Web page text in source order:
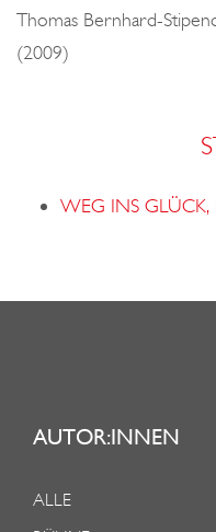
Thomas Bernhard-
(2009)
WEG INS GLÜCK,
AUTOR:INNEN
ALLE